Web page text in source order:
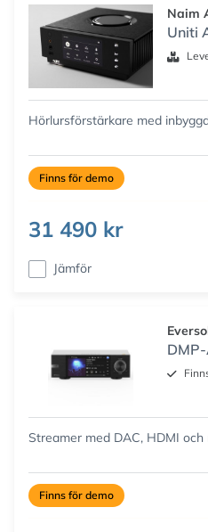
Naim
Uniti
Hörlursförstärkare med
Finns för demo
31 490 kr
Jämför
Streamer med DAC, HDMI
Finns för demo